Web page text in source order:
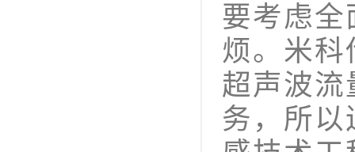
要考虑
烦。米
超声波
务，所